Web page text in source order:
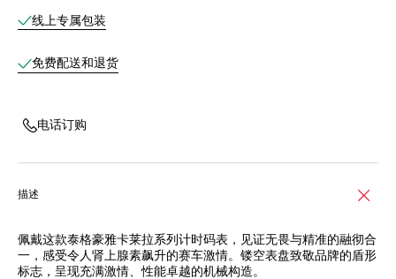
线上专属包装
免费配送和退货
电话订购
描述
佩戴这款泰格豪雅卡莱拉系列计时码表，见证无畏与精准的融彻合
一，感受令人肾上腺素飙升的赛车激情。镂空表盘致敬品牌的盾形
标志，呈现充满激情、性能卓越的机械构造。